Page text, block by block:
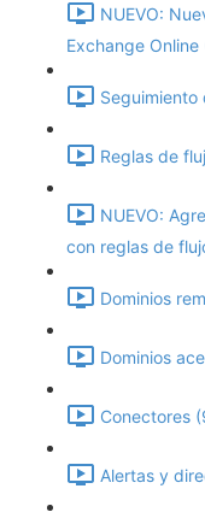
NUEVO:
Exchange Online
Seguimiento
Reglas de
NUEVO:
con reglas de
Dominios
Dominios
Conectores
Alertas y